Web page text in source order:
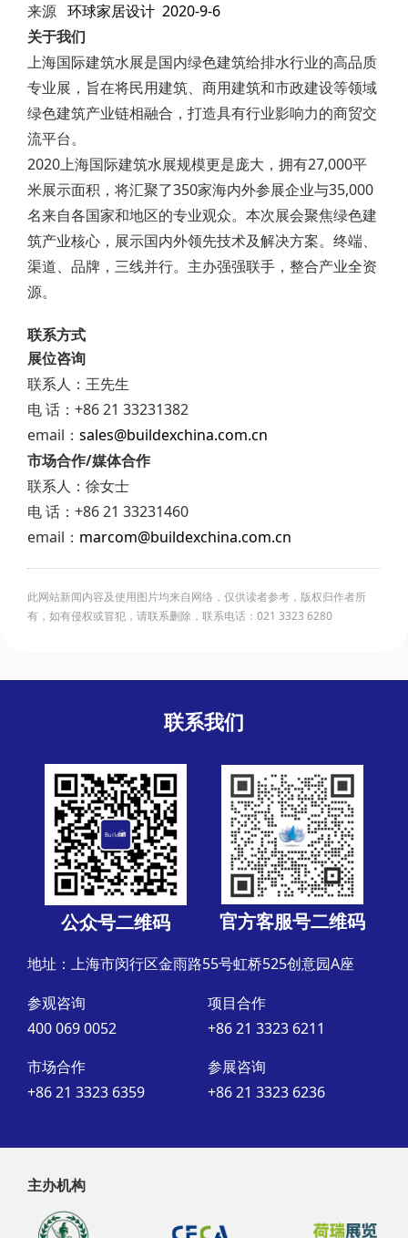
来源 环球家居设计 2020-9-6
关于我们
上海国际建筑水展是国内绿色建筑给排水行业的高品质
专业展，旨在将民用建筑、商用建筑和市政建设等领域
绿色建筑产业链相融合，打造具有行业影响力的商贸交
流平台。
2020上海国际建筑水展规模更是庞大，拥有27,000平
米展示面积，将汇聚了350家海内外参展企业与35,000
名来自各国家和地区的专业观众。本次展会聚焦绿色建
筑产业核心，展示国内外领先技术及解决方案。终端、
渠道、品牌，三线并行。主办强强联手，整合产业全资
源。
联系方式
展位咨询
联系人：王先生
电 话：+86 21 33231382
email： sales@buildexchina.com.cn
市场合作/媒体合作
联系人：徐女士
电 话：+86 21 33231460
email： marcom@buildexchina.com.cn
此网站新闻内容及使用图片均来自网络，仅供读者参考，版权归作者所
有，如有侵权或冒犯，请联系删除，联系电话：021 3323 6280
联系我们
公众号二维码 官方客服号二维码
地址：上海市闵行区金雨路55号虹桥525创意园A座
参观咨询
400 069 0052
项目合作
+86 21 3323 6211
市场合作
+86 21 3323 6359
参展咨询
+86 21 3323 6236
主办机构